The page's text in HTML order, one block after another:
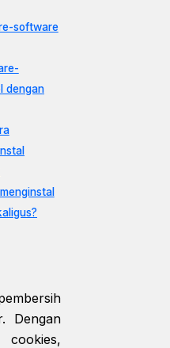
software
dengan
Dengan
cookies,